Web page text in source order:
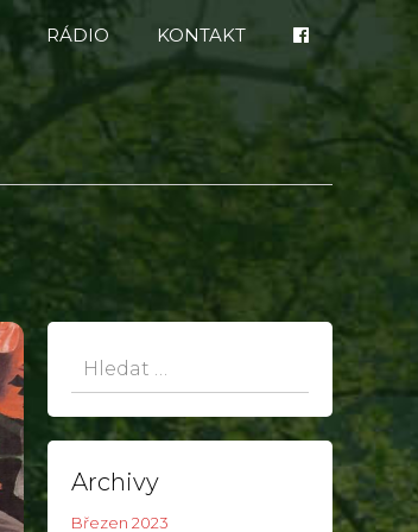
RÁDIO KONTAKT
Hledat:
Archivy
Březen 2023